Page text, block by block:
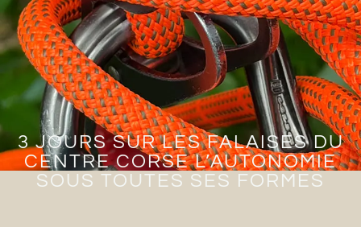
3 JOURS SUR LES FALAISES DU
CENTRE CORSE L’AUTONOMIE
SOUS TOUTES SES FORMES